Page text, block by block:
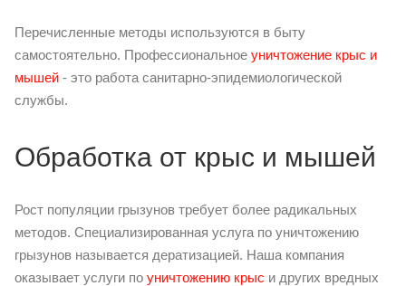
Перечисленные методы используются в быту
самостоятельно. Профессиональное уничтожение крыс и
мышей - это работа санитарно-эпидемиологической
службы.
Обработка от крыс и мышей
Рост популяции грызунов требует более радикальных
методов. Специализированная услуга по уничтожению
грызунов называется дератизацией. Наша компания
оказывает услуги по уничтожению крыс и других вредных